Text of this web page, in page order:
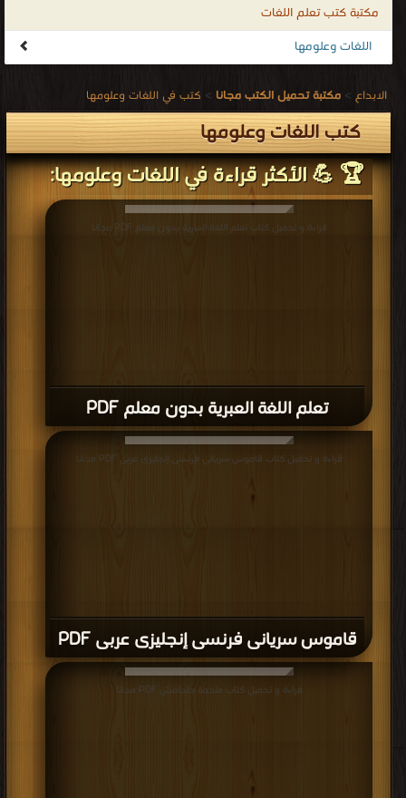
مكتبة كتب تعلم اللغات
اللغات وعلومها
الابداع > مكتبة تحميل الكتب مجانا > كتب في اللغات وعلومها
كتب اللغات وعلومها
🏆 💪 الأكثر قراءة في اللغات وعلومها:
تعلم اللغة العبرية بدون معلم PDF
قراءة و تحميل كتاب تعلم اللغة العبرية بدون معلم PDF مجانا
قاموس سريانى فرنسى إنجليزى عربى PDF
قراءة و تحميل كتاب قاموس سريانى فرنسى إنجليزى عربى PDF مجانا
قراءة و تحميل كتاب ملحمة جلجامش PDF مجانا